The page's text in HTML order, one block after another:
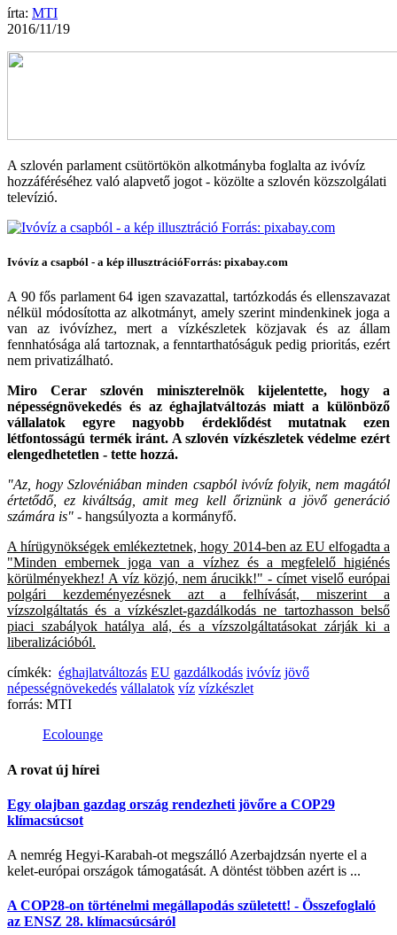
írta: MTI
2016/11/19
A szlovén parlament csütörtökön alkotmányba foglalta az ivóvíz
hozzáféréséhez való alapvető jogot - közölte a szlovén közszolgálati
televízió.
Ivóvíz a csapból - a kép illusztrációForrás: pixabay.com
A 90 fős parlament 64 igen szavazattal, tartózkodás és ellenszavazat
nélkül módosította az alkotmányt, amely szerint mindenkinek joga a
van az ivóvízhez, mert a vízkészletek közjavak és az állam
fennhatósága alá tartoznak, a fenntarthatóságuk pedig prioritás, ezért
nem privatizálható.
Miro Cerar szlovén miniszterelnök kijelentette, hogy a
népességnövekedés és az éghajlatváltozás miatt a különböző
vállalatok egyre nagyobb érdeklődést mutatnak ezen
létfontosságú termék iránt. A szlovén vízkészletek védelme ezért
elengedhetetlen - tette hozzá.
"Az, hogy Szlovéniában minden csapból ivóvíz folyik, nem magától
értetődő, ez kiváltság, amit meg kell őriznünk a jövő generáció
számára is" - hangsúlyozta a kormányfő.
A hírügynökségek emlékeztetnek, hogy 2014-ben az EU elfogadta a
"Minden embernek joga van a vízhez és a megfelelő higiénés
körülményekhez! A víz közjó, nem árucikk!" - címet viselő európai
polgári kezdeményezésnek azt a felhívását, miszerint a
vízszolgáltatás és a vízkészlet-gazdálkodás ne tartozhasson belső
piaci szabályok hatálya alá, és a vízszolgáltatásokat zárják ki a
liberalizációból.
címkék: éghajlatváltozás EU gazdálkodás ivóvíz jövő
népességnövekedés vállalatok víz vízkészlet
forrás: MTI
Ecolounge
A rovat új hírei
Egy olajban gazdag ország rendezheti jövőre a COP29
klímacsúcsot
A nemrég Hegyi-Karabah-ot megszálló Azerbajdzsán nyerte el a
kelet-európai országok támogatását. A döntést többen azért is ...
A COP28-on történelmi megállapodás született! - Összefoglaló
az ENSZ 28. klímacsúcsáról